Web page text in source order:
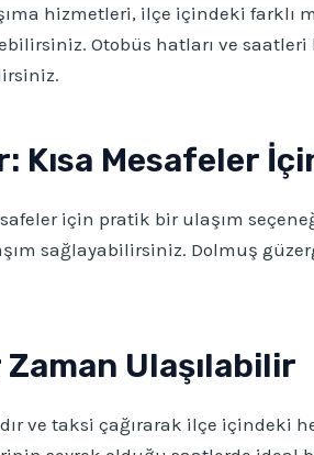
hizmetleri, ilçe içindeki
Otobüs hatları ve saatleri
Kısa Mesafeler
için pratik bir ulaşım
sağlayabilirsiniz. Dolmuş
Zaman Ulaşılabilir
ve taksi çağırarak ilçe